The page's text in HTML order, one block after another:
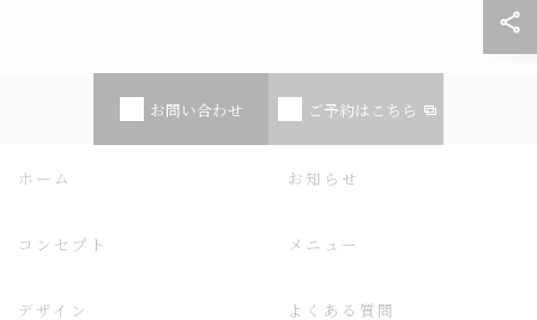
お問い合わせ ご予約はこちら
ホーム お知らせ
コンセプト メニュー
デザイン よくある質問